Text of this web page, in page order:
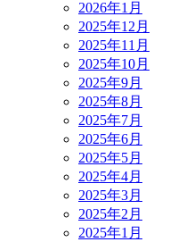
2026年1月
2025年12月
2025年11月
2025年10月
2025年9月
2025年8月
2025年7月
2025年6月
2025年5月
2025年4月
2025年3月
2025年2月
2025年1月